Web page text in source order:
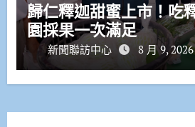
歸仁釋迦甜蜜上市！吃
園採果一次滿足
新聞聯訪中心 8 月 9, 2026